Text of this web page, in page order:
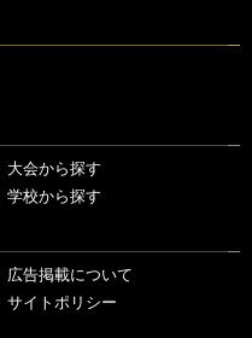
大会から探す
学校から探す
広告掲載について
サイトポリシー